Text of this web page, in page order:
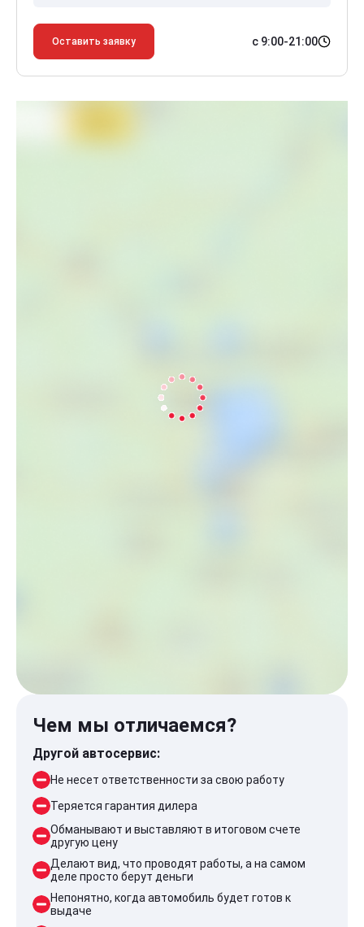
Оставить заявку с 9:00-21:00
Чем мы отличаемся?
Другой автосервис:
Не несет ответственности за свою работу
Теряется гарантия дилера
Обманывают и выставляют в итоговом счете
другую цену
Делают вид, что проводят работы, а на самом
деле просто берут деньги
Непонятно, когда автомобиль будет готов к
выдаче